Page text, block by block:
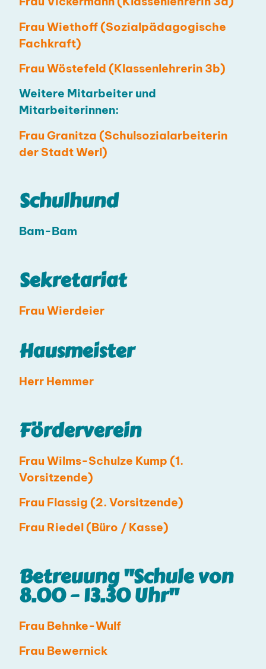
Frau Wiethoff (Sozialpädagogische
Fachkraft)
Frau Wöstefeld (Klassenlehrerin 3b)
Weitere Mitarbeiter und
Mitarbeiterinnen:
Frau Granitza (Schulsozialarbeiterin
der Stadt Werl)
Schulhund
Bam-Bam
Sekretariat
Frau Wierdeier
Hausmeister
Herr Hemmer
Förderverein
Frau Wilms-Schulze Kump (1.
Vorsitzende)
Frau Flassig (2. Vorsitzende)
Frau Riedel (Büro / Kasse)
Betreuung "Schule von
8.00 – 13.30 Uhr"
Frau Behnke-Wulf
Frau Bewernick